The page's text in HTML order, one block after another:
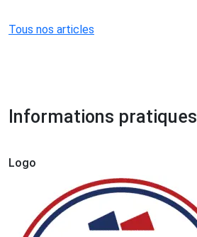
Tous nos articles
Informations pratiques
Logo